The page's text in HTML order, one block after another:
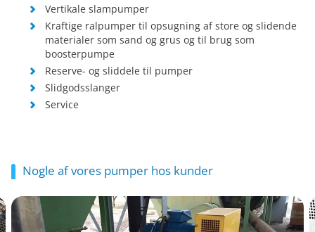
Vertikale slampumper
Kraftige ralpumper til opsugning af store og slidende
materialer som sand og grus og til brug som
boosterpumpe
Reserve- og sliddele til pumper
Slidgodsslanger
Service
Nogle af vores pumper hos kunder